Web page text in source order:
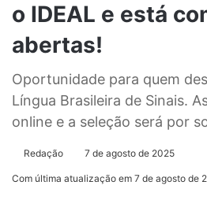
o IDEAL e está
abertas!
Oportunidade para quem
Língua Brasileira de Sinais.
online e a seleção será por
Redação 7 de agosto de 2025
Com última atualização em 7 de agosto de